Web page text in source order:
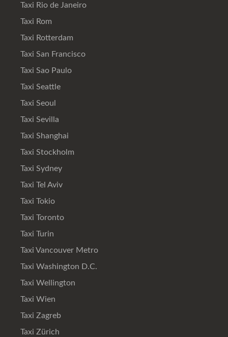
Taxi Rio de Janeiro
Taxi Rom
Taxi Rotterdam
Taxi San Francisco
Taxi Sao Paulo
Taxi Seattle
Taxi Seoul
Taxi Sevilla
Taxi Shanghai
Taxi Stockholm
Taxi Sydney
Taxi Tel Aviv
Taxi Tokio
Taxi Toronto
Taxi Turin
Taxi Vancouver Metro
Taxi Washington D.C.
Taxi Wellington
Taxi Wien
Taxi Zagreb
Taxi Zürich